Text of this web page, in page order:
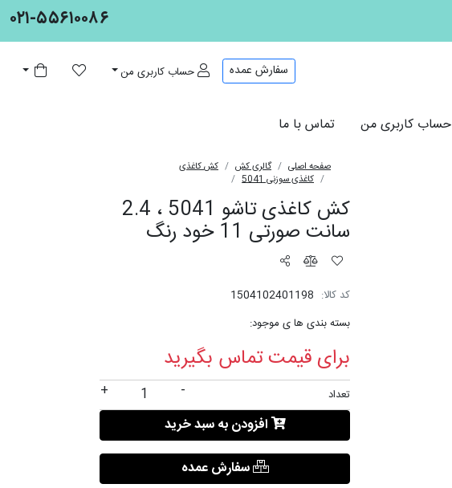
۰۲۱-۵۵۶۱۰۰۸۶
سفارش عمده حساب کاربری من
حساب کاربری من تماس با ما
صفحه اصلی گالری کش
کش کاغذی
کاغذی سوزنی 5041
کش کاغذی تاشو 5041 ، 2.4
سانت صورتی 11 خود رنگ
کد کالا: 1504102401198
بسته بندی ها ی موجود:
برای قیمت تماس بگیرید
تعداد -
+
افزودن به سبد خرید
سفارش عمده